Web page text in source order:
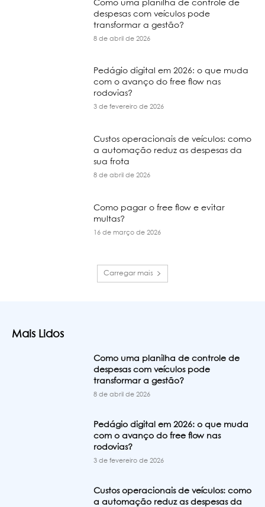
Como uma planilha de controle de
despesas com veículos pode
transformar a gestão?
8 de abril de 2026
Pedágio digital em 2026: o que muda
com o avanço do free flow nas
rodovias?
3 de fevereiro de 2026
Custos operacionais de veículos: como
a automação reduz as despesas da
sua frota
8 de abril de 2026
Como pagar o free flow e evitar
multas?
16 de março de 2026
Carregar mais
Mais Lidos
Como uma planilha de controle de
despesas com veículos pode
transformar a gestão?
8 de abril de 2026
Pedágio digital em 2026: o que muda
com o avanço do free flow nas
rodovias?
3 de fevereiro de 2026
Custos operacionais de veículos: como
a automação reduz as despesas da